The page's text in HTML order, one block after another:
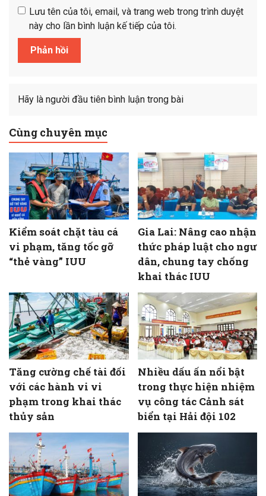
Lưu tên của tôi, email, và trang web trong trình duyệt
này cho lần bình luận kế tiếp của tôi.
Hãy là người đầu tiên bình luận trong bài
Cùng chuyên mục
Kiểm soát chặt tàu cá
vi phạm, tăng tốc gỡ
“thẻ vàng” IUU
Gia Lai: Nâng cao nhận
thức pháp luật cho ngư
dân, chung tay chống
khai thác IUU
Tăng cường chế tài đối
với các hành vi vi
phạm trong khai thác
thủy sản
Nhiều dấu ấn nổi bật
trong thực hiện nhiệm
vụ công tác Cảnh sát
biển tại Hải đội 102